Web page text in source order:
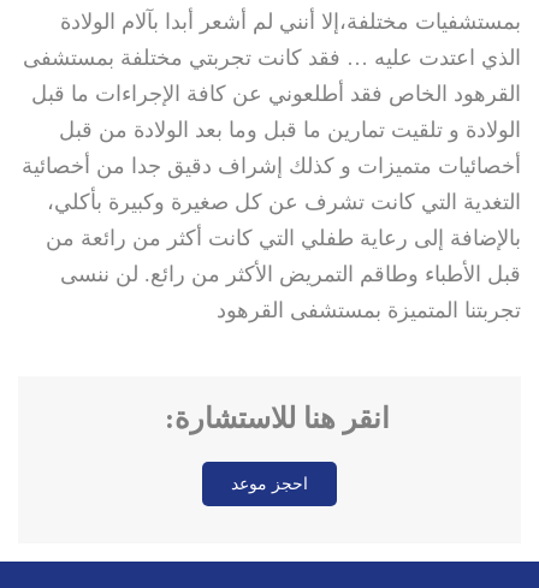
بمستشفيات مختلفة،إلا أنني لم أشعر أبدا بآلام الولادة
الذي اعتدت عليه … فقد كانت تجربتي مختلفة بمستشفى
القرهود الخاص فقد أطلعوني عن كافة الإجراءات ما قبل
الولادة و تلقيت تمارين ما قبل وما بعد الولادة من قبل
أخصائيات متميزات و كذلك إشراف دقيق جدا من أخصائية
التغدية التي كانت تشرف عن كل صغيرة وكبيرة بأكلي،
بالإضافة إلى رعاية طفلي التي كانت أكثر من رائعة من
قبل الأطباء وطاقم التمريض الأكثر من رائع. لن ننسى
تجربتنا المتميزة بمستشفى القرهود
انقر هنا للاستشارة:
احجز موعد